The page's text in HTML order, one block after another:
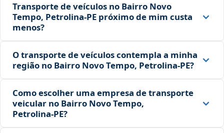
Transporte de veículos no Bairro Novo
Tempo, Petrolina‑PE próximo de mim custa
menos?
O transporte de veículos contempla a minha
região no Bairro Novo Tempo, Petrolina‑PE?
Como escolher uma empresa de transporte
veicular no Bairro Novo Tempo,
Petrolina‑PE?